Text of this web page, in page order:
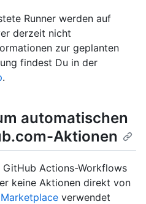
Runner werden auf
derzeit nicht
zur geplanten
findest Du in der
.
automatischen
Aktionen
Actions-Workflows
keine Aktionen direkt von
verwendet